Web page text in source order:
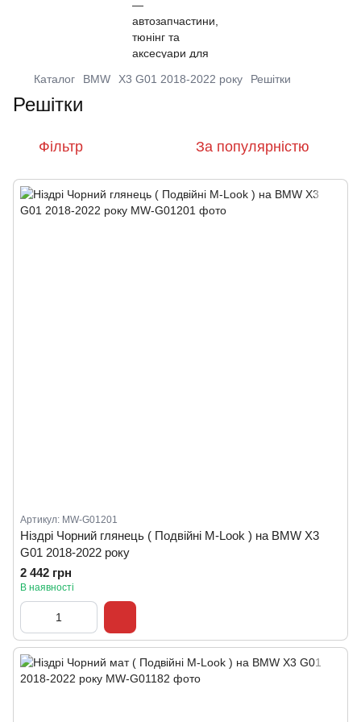
Каталог BMW X3 G01 2018-2022 року Решітки
Решітки
Фільтр За популярністю
Артикул: MW-G01201
Ніздрі Чорний глянець ( Подвійні M-Look ) на BMW X3
G01 2018-2022 року
2 442 грн
В наявності